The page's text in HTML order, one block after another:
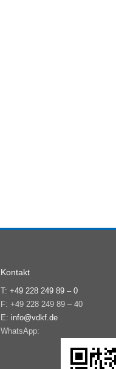
Kontakt
T: +49 228 249 89 – 0
F: +49 228 249 89 – 40
E: info@vdkf.de
WhatsApp: